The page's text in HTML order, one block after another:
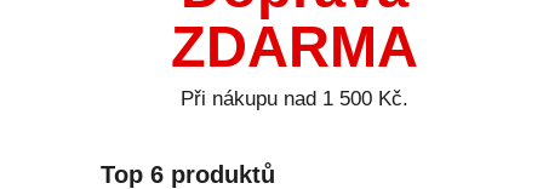
ZDARMA
Při nákupu nad 1 500 Kč.
Top 6 produktů